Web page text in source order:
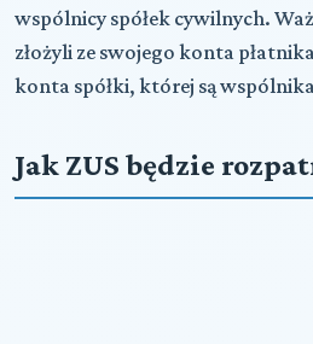
wspólnicy spółek cywilnych.
złożyli ze swojego konta
konta spółki, której są
Jak ZUS będzie